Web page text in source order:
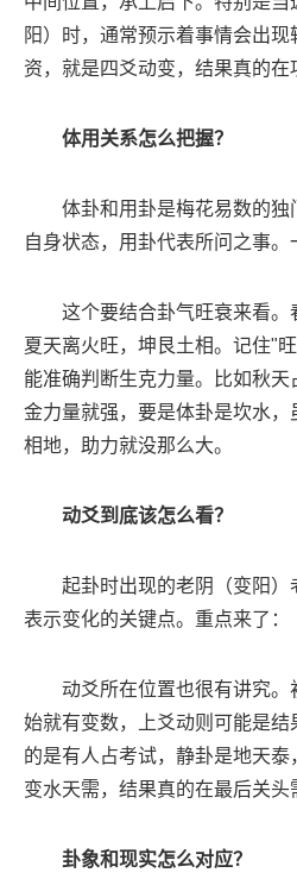
阳）时，通常预示着事情会出
资，就是四爻动变，结果真的在
体用关系怎么把握？
体卦和用卦是梅花易数的独
自身状态，用卦代表所问之事。
这个要结合卦气旺衰来看。
夏天离火旺，坤艮土相。记住"
能准确判断生克力量。比如秋
金力量就强，要是体卦是坎水
相地，助力就没那么大。
动爻到底该怎么看？
起卦时出现的老阴（变阳）
表示变化的关键点。重点来了：
动爻所在位置也很有讲究
始就有变数，上爻动则可能是
的是有人占考试，静卦是地天
变水天需，结果真的在最后关头
卦象和现实怎么对应？